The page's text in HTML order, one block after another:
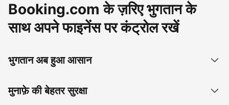
Booking.com के ज़रिए भुगतान के
साथ अपने फाइनेंस पर कंट्रोल रखें
भुगतान अब हुआ आसान
मुनाफ़े की बेहतर सुरक्षा